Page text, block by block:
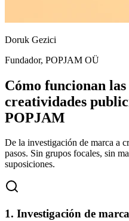
Doruk Gezici
Fundador, POPJAM OÜ
Cómo funcionan las
creatividades
POPJAM
De la investigación de marca a
pasos. Sin grupos focales, sin
suposiciones.
1. Investigación de